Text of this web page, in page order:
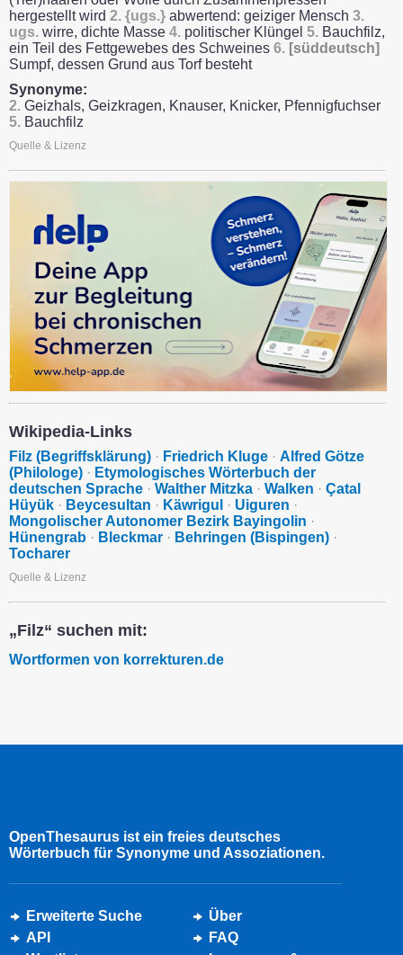
hergestellt wird 2. {ugs.} abwertend: geiziger Mensch 3.
ugs. wirre, dichte Masse 4. politischer Klüngel 5. Bauchfilz,
ein Teil des Fettgewebes des Schweines 6. [süddeutsch]
Sumpf, dessen Grund aus Torf besteht
Synonyme:
2. Geizhals, Geizkragen, Knauser, Knicker, Pfennigfuchser
5. Bauchfilz
Quelle & Lizenz
Wikipedia-Links
Filz (Begriffsklärung) · Friedrich Kluge · Alfred Götze
(Philologe) · Etymologisches Wörterbuch der
deutschen Sprache · Walther Mitzka · Walken · Çatal
Hüyük · Beycesultan · Käwrigul · Uiguren ·
Mongolischer Autonomer Bezirk Bayingolin ·
Hünengrab · Bleckmar · Behringen (Bispingen) ·
Tocharer
Quelle & Lizenz
„Filz“ suchen mit:
Wortformen von korrekturen.de
OpenThesaurus ist ein freies deutsches
Wörterbuch für Synonyme und Assoziationen.
Erweiterte Suche
API
Über
FAQ